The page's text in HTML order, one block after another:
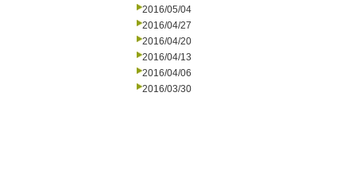
2016/05/04
2016/04/27
2016/04/20
2016/04/13
2016/04/06
2016/03/30